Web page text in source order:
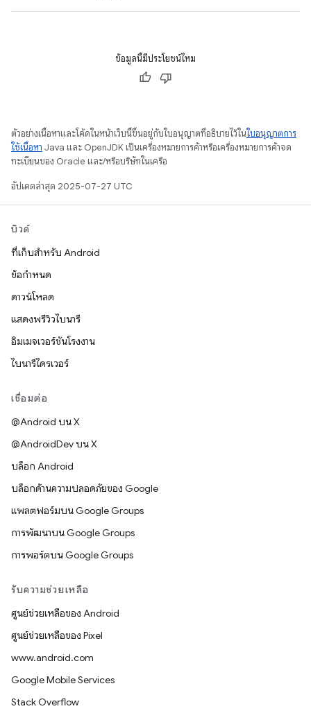
ข้อมูลนี้มีประโยชน์ไหม
ตัวอย่างเนื้อหาและโค้ดในหน้าเว็บนี้ขึ้นอยู่กับใบอนุญาตที่อธิบายไว้ในใบอนุญาตการ
ใช้เนื้อหา Java และ OpenJDK เป็นเครื่องหมายการค้าหรือเครื่องหมายการค้าจด
ทะเบียนของ Oracle และ/หรือบริษัทในเครือ
อัปเดตล่าสุด 2025-07-27 UTC
บิวด์
ที่เก็บสำหรับ Android
ข้อกำหนด
ดาวน์โหลด
แสดงพรีวิวไบนารี
อิมเมจเวอร์ชันโรงงาน
ไบนารีไดรเวอร์
เชื่อมต่อ
@Android บน X
@AndroidDev บน X
บล็อก Android
บล็อกด้านความปลอดภัยของ Google
แพลตฟอร์มบน Google Groups
การพัฒนาบน Google Groups
การพอร์ตบน Google Groups
รับความช่วยเหลือ
ศูนย์ช่วยเหลือของ Android
ศูนย์ช่วยเหลือของ Pixel
www.android.com
Google Mobile Services
Stack Overflow